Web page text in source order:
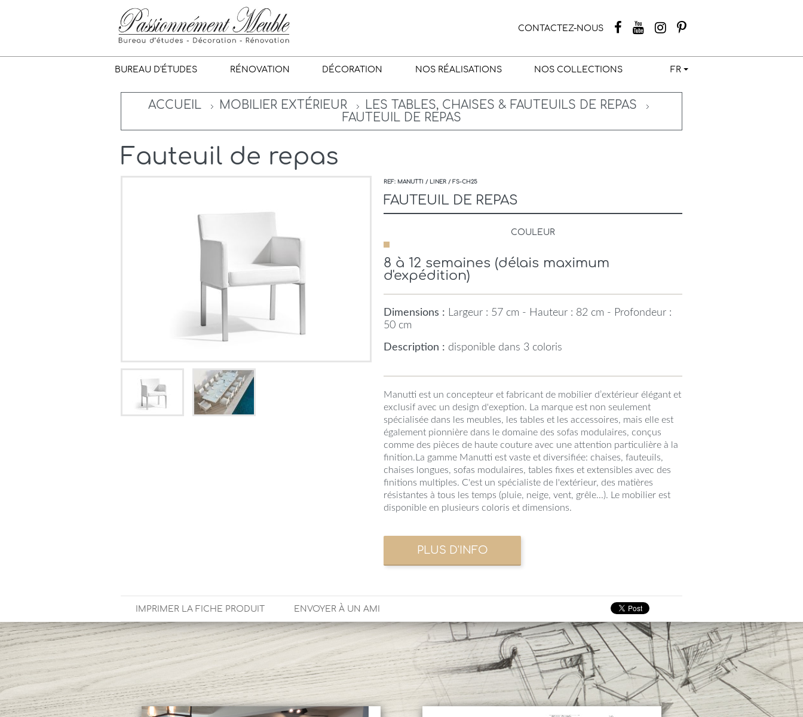
CONTACTEZ-NOUS
BUREAU D'ÉTUDES RÉNOVATION DÉCORATION NOS RÉALISATIONS NOS COLLECTIONS FR
ACCUEIL MOBILIER EXTÉRIEUR
LES TABLES, CHAISES & FAUTEUILS DE REPAS
FAUTEUIL DE REPAS
Fauteuil de repas
REF: MANUTTI / LINER / FS-CH25
FAUTEUIL DE REPAS
COULEUR
8 à 12 semaines (délais maximum
d'expédition)
Dimensions : Largeur : 57 cm - Hauteur : 82 cm - Profondeur :
50 cm
Description : disponible dans 3 coloris
Manutti est un concepteur et fabricant de mobilier d’extérieur élégant et
exclusif avec un design d'exeption. La marque est non seulement
spécialisée dans les meubles, les tables et les accessoires, mais elle est
également pionnière dans le domaine des sofas modulaires, conçus
comme des pièces de haute couture avec une attention particulière à la
finition.La gamme Manutti est vaste et diversifiée: chaises, fauteuils,
chaises longues, sofas modulaires, tables fixes et extensibles avec des
finitions multiples. C'est un spécialiste de l'extérieur, des matières
résistantes à tous les temps (pluie, neige, vent, grêle...). Le mobilier est
disponible en plusieurs coloris et dimensions.
IMPRIMER LA FICHE PRODUIT ENVOYER À UN AMI